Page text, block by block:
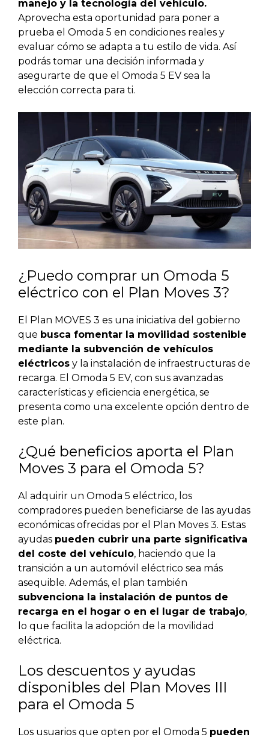
manejo y la tecnología del vehículo.
Aprovecha esta oportunidad para poner a
prueba el Omoda 5 en condiciones reales y
evaluar cómo se adapta a tu estilo de vida. Así
podrás tomar una decisión informada y
asegurarte de que el Omoda 5 EV sea la
elección correcta para ti.
¿Puedo comprar un Omoda 5
eléctrico con el Plan Moves 3?
El Plan MOVES 3 es una iniciativa del gobierno
que busca fomentar la movilidad sostenible
mediante la subvención de vehículos
eléctricos y la instalación de infraestructuras de
recarga. El Omoda 5 EV, con sus avanzadas
características y eficiencia energética, se
presenta como una excelente opción dentro de
este plan.
¿Qué beneficios aporta el Plan
Moves 3 para el Omoda 5?
Al adquirir un Omoda 5 eléctrico, los
compradores pueden beneficiarse de las ayudas
económicas ofrecidas por el Plan Moves 3. Estas
ayudas pueden cubrir una parte significativa
del coste del vehículo, haciendo que la
transición a un automóvil eléctrico sea más
asequible. Además, el plan también
subvenciona la instalación de puntos de
recarga en el hogar o en el lugar de trabajo,
lo que facilita la adopción de la movilidad
eléctrica.
Los descuentos y ayudas
disponibles del Plan Moves III
para el Omoda 5
Los usuarios que opten por el Omoda 5 pueden